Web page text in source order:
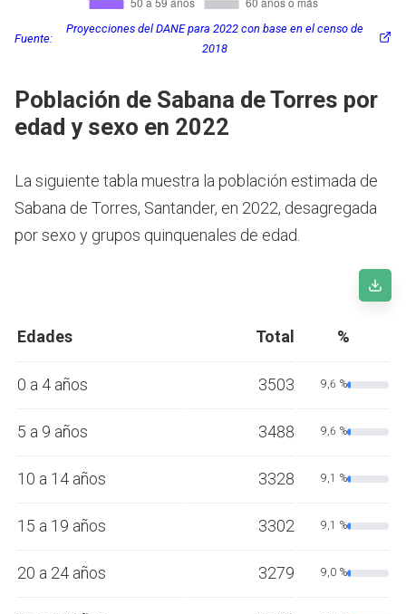
Fuente:
Proyecciones del DANE para 2022 con base en el censo de
2018
Población de Sabana de Torres por
edad y sexo en 2022
La siguiente tabla muestra la población estimada de
Sabana de Torres, Santander, en 2022, desagregada
por sexo y grupos quinquenales de edad.
Edades Total %
0 a 4 años 3503 9,6 %
5 a 9 años 3488 9,6 %
10 a 14 años 3328 9,1 %
15 a 19 años 3302 9,1 %
20 a 24 años 3279 9,0 %